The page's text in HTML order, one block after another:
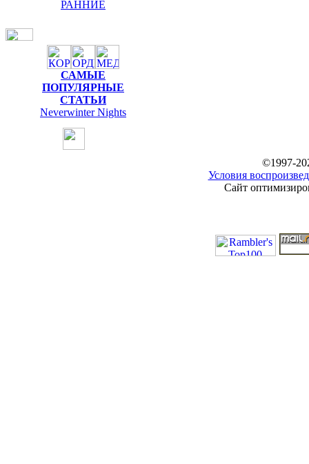
РАННИЕ
САМЫЕ
ПОПУЛЯРНЫЕ
СТАТЬИ
Neverwinter Nights
©1997-
Условия
Сайт